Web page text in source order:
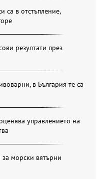
са в отстъпление,
резултати през
в България те са
управлението на
за морски вятърни